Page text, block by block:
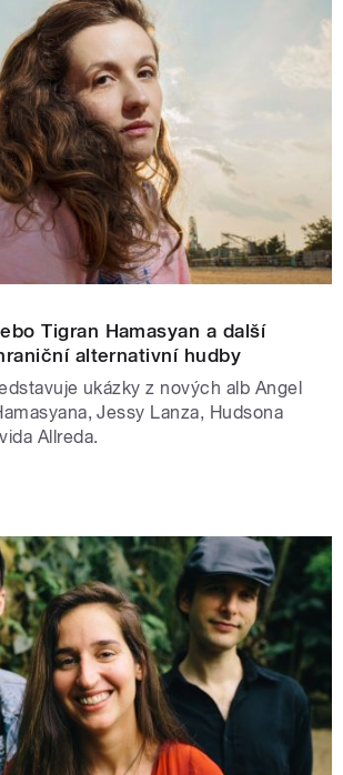
Tigran Hamasyan a další
alternativní hudby
ukázky z nových alb Angel
Jessy Lanza, Hudsona
Allreda.